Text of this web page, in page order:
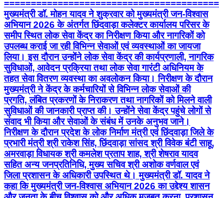
मुख्यमंत्री डॉ. मोहन यादव ने शुक्रवार को मुख्यमंत्री जन-विश्वास
अभियान 2026 के अंतर्गत छिंदवाड़ा कलेक्टर कार्यालय परिसर के
समीप स्थित लोक सेवा केंद्र का निरीक्षण किया और नागरिकों को
उपलब्ध कराई जा रही विभिन्न सेवाओं एवं व्यवस्थाओं का जायजा
लिया। इस दौरान उन्होंने लोक सेवा केंद्र की कार्यप्रणाली, नागरिक
सुविधाओं, आवेदन प्रक्रिया तथा लोक सेवा गारंटी अधिनियम के
तहत सेवा वितरण व्यवस्था का अवलोकन किया। निरीक्षण के दौरान
मुख्यमंत्री ने केंद्र के कर्मचारियों से विभिन्न लोक सेवाओं की
प्रगति, लंबित प्रकरणों के निराकरण तथा नागरिकों को मिलने वाली
सुविधाओं की जानकारी प्राप्त की। उन्होंने सेवा केंद्र पहुंचे लोगों से
संवाद भी किया और सेवाओं के संबंध में उनके अनुभव जाने।
निरीक्षण के दौरान प्रदेश के लोक निर्माण मंत्री एवं छिंदवाड़ा जिले के
प्रभारी मंत्री श्री राकेश सिंह, छिंदवाड़ा सांसद श्री विवेक बंटी साहू,
अमरवाड़ा विधायक श्री कमलेश प्रताप शाह, श्री शेषराव यादव
सहित अन्य जनप्रतिनिधि, मुख्य सचिव श्री अशोक वर्णवाल एवं
जिला प्रशासन के अधिकारी उपस्थित थे। मुख्यमंत्री डॉ. यादव ने
कहा कि मुख्यमंत्री जन-विश्वास अभियान 2026 का उद्देश्य शासन